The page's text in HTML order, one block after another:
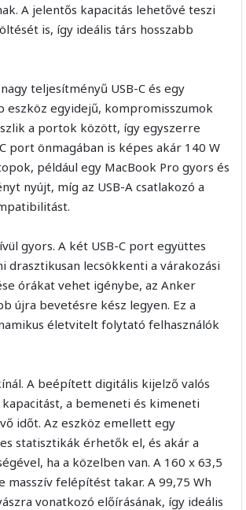
A jelentős kapacitás lehetővé teszi
is, így ideális társ hosszabb
teljesítményű USB-C és egy
eszköz egyidejű, kompromisszumok
a portok között, így egyszerre
port önmagában is képes akár 140 W
például egy MacBook Pro gyors és
nyújt, míg az USB-A csatlakozó a
gyors. A két USB-C port együttes
drasztikusan lecsökkenti a várakozási
órákat vehet igénybe, az Anker
újra bevetésre kész legyen. Ez a
életvitelt folytató felhasználók
A beépített digitális kijelző valós
a bemeneti és kimeneti
időt. Az eszköz emellett egy
statisztikák érhetők el, és akár a
ha a közelben van. A 160 x 63,5
felépítést takar. A 99,75 Wh
vonatkozó előírásának, így ideális